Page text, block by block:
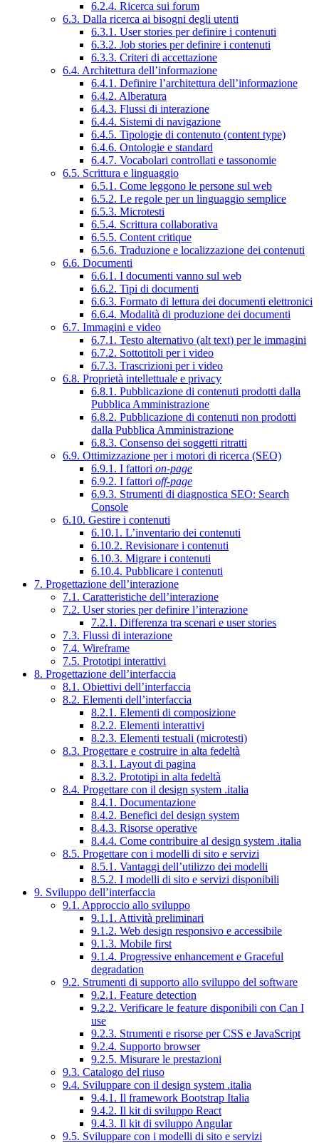
6.2.4. Ricerca sui forum
6.3. Dalla ricerca ai bisogni degli utenti
6.3.1. User stories per definire i contenuti
6.3.2. Job stories per definire i contenuti
6.3.3. Criteri di accettazione
6.4. Architettura dell’informazione
6.4.1. Definire l’architettura dell’informazione
6.4.2. Alberatura
6.4.3. Flussi di interazione
6.4.4. Sistemi di navigazione
6.4.5. Tipologie di contenuto (content type)
6.4.6. Ontologie e standard
6.4.7. Vocabolari controllati e tassonomie
6.5. Scrittura e linguaggio
6.5.1. Come leggono le persone sul web
6.5.2. Le regole per un linguaggio semplice
6.5.3. Microtesti
6.5.4. Scrittura collaborativa
6.5.5. Content critique
6.5.6. Traduzione e localizzazione dei contenuti
6.6. Documenti
6.6.1. I documenti vanno sul web
6.6.2. Tipi di documenti
6.6.3. Formato di lettura dei documenti elettronici
6.6.4. Modalità di produzione dei documenti
6.7. Immagini e video
6.7.1. Testo alternativo (alt text) per le immagini
6.7.2. Sottotitoli per i video
6.7.3. Trascrizioni per i video
6.8. Proprietà intellettuale e privacy
6.8.1. Pubblicazione di contenuti prodotti dalla
Pubblica Amministrazione
6.8.2. Pubblicazione di contenuti non prodotti
dalla Pubblica Amministrazione
6.8.3. Consenso dei soggetti ritratti
6.9. Ottimizzazione per i motori di ricerca (SEO)
6.9.1. I fattori on-page
6.9.2. I fattori off-page
6.9.3. Strumenti di diagnostica SEO: Search
Console
6.10. Gestire i contenuti
6.10.1. L’inventario dei contenuti
6.10.2. Revisionare i contenuti
6.10.3. Migrare i contenuti
6.10.4. Pubblicare i contenuti
7. Progettazione dell’interazione
7.1. Caratteristiche dell’interazione
7.2. User stories per definire l’interazione
7.2.1. Differenza tra scenari e user stories
7.3. Flussi di interazione
7.4. Wireframe
7.5. Prototipi interattivi
8. Progettazione dell’interfaccia
8.1. Obiettivi dell’interfaccia
8.2. Elementi dell’interfaccia
8.2.1. Elementi di composizione
8.2.2. Elementi interattivi
8.2.3. Elementi testuali (microtesti)
8.3. Progettare e costruire in alta fedeltà
8.3.1. Layout di pagina
8.3.2. Prototipi in alta fedeltà
8.4. Progettare con il design system .italia
8.4.1. Documentazione
8.4.2. Benefici del design system
8.4.3. Risorse operative
8.4.4. Come contribuire al design system .italia
8.5. Progettare con i modelli di sito e servizi
8.5.1. Vantaggi dell’utilizzo dei modelli
8.5.2. I modelli di sito e servizi disponibili
9. Sviluppo dell’interfaccia
9.1. Approccio allo sviluppo
9.1.1. Attività preliminari
9.1.2. Web design responsivo e accessibile
9.1.3. Mobile first
9.1.4. Progressive enhancement e Graceful
degradation
9.2. Strumenti di supporto allo sviluppo del software
9.2.1. Feature detection
9.2.2. Verificare le feature disponibili con Can I
use
9.2.3. Strumenti e risorse per CSS e JavaScript
9.2.4. Supporto browser
9.2.5. Misurare le prestazioni
9.3. Catalogo del riuso
9.4. Sviluppare con il design system .italia
9.4.1. Il framework Bootstrap Italia
9.4.2. Il kit di sviluppo React
9.4.3. Il kit di sviluppo Angular
9.5. Sviluppare con i modelli di sito e servizi